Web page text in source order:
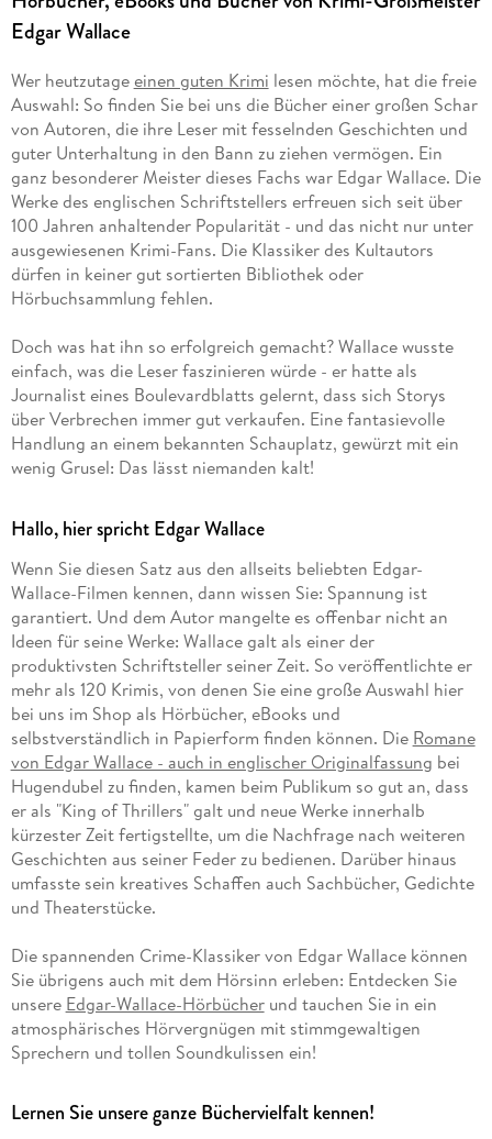
Edgar Wallace
Wer heutzutageeinen guten Krimi lesen möchte, hat die freie
Auswahl: So finden Sie bei uns die Bücher einer großen Schar
von Autoren, die ihre Leser mit fesselnden Geschichten und
guter Unterhaltung in den Bann zu ziehen vermögen. Ein
ganz besonderer Meister dieses Fachs war Edgar Wallace. Die
Werke des englischen Schriftstellers erfreuen sich seit über
100 Jahren anhaltender Popularität - und das nicht nur unter
ausgewiesenen Krimi-Fans. Die Klassiker des Kultautors
dürfen in keiner gut sortierten Bibliothek oder
Hörbuchsammlung fehlen.
Doch was hat ihn so erfolgreich gemacht? Wallace wusste
einfach, was die Leser faszinieren würde - er hatte als
Journalist eines Boulevardblatts gelernt, dass sich Storys
über Verbrechen immer gut verkaufen. Eine fantasievolle
Handlung an einem bekannten Schauplatz, gewürzt mit ein
wenig Grusel: Das lässt niemanden kalt!
Hallo, hier spricht Edgar Wallace
Wenn Sie diesen Satz aus den allseits beliebten Edgar-
Wallace-Filmen kennen, dann wissen Sie: Spannung ist
garantiert. Und dem Autor mangelte es offenbar nicht an
Ideen für seine Werke: Wallace galt als einer der
produktivsten Schriftsteller seiner Zeit. So veröffentlichte er
mehr als 120 Krimis, von denen Sie eine große Auswahl hier
bei uns im Shop als Hörbücher, eBooks und
selbstverständlich in Papierform finden können. Die Romane
von Edgar Wallace - auch in englischer Originalfassung bei
Hugendubel zu finden, kamen beim Publikum so gut an, dass
er als "King of Thrillers" galt und neue Werke innerhalb
kürzester Zeit fertigstellte, um die Nachfrage nach weiteren
Geschichten aus seiner Feder zu bedienen. Darüber hinaus
umfasste sein kreatives Schaffen auch Sachbücher, Gedichte
und Theaterstücke.
Die spannenden Crime-Klassiker von Edgar Wallace können
Sie übrigens auch mit dem Hörsinn erleben: Entdecken Sie
unsere Edgar-Wallace-Hörbücherund tauchen Sie in ein
atmosphärisches Hörvergnügen mit stimmgewaltigen
Sprechern und tollen Soundkulissen ein!
Lernen Sie unsere ganze Büchervielfalt kennen!